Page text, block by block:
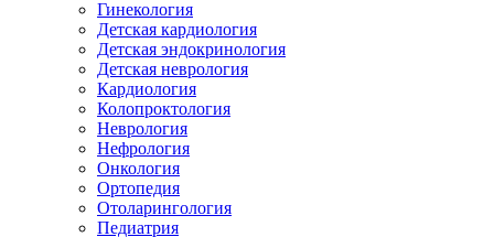
Гинекология
Детская кардиология
Детская эндокринология
Детская неврология
Кардиология
Колопроктология
Неврология
Нефрология
Онкология
Ортопедия
Отоларингология
Педиатрия